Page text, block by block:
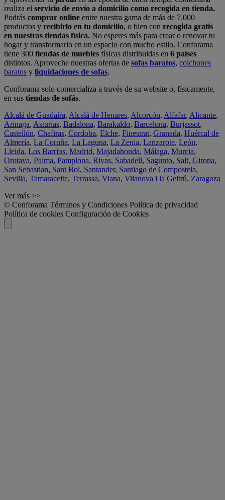
realiza el servicio de envío a domicilio como recogida en tienda.
Podrás comprar online entre nuestra gama de más de 7.000
productos y recibirlo en tu domicilio, o bien con recogida gratis
en nuestras tiendas física. No esperes más para crear o renovar tu
hogar y transformarlo en un espacio con mucho estilo. Conforama
tiene 300 tiendas de muebles físicas distribuidas en 6 países
distintos. Aproveche nuestras ofertas de sofas baratos, colchones
baratos y liquidaciones de sofas.
Conforama solo comercializa a través de su website o, físicamente,
en sus tiendas de sofás.
Alcalá de Guadaíra, Alcalá de Henares, Alcorcón, Alfafar, Alicante,
Arinaga, Asturias, Badalona, Barakaldo, Barcelona, Burjassot,
Castellón, Chafiras, Cordoba, Elche, Finestrat, Granada, Huércal de
Almería, La Coruña, La Laguna, La Zenia, Lanzarote, León,
Lleida, Los Barrios, Madrid, Majadahonda, Málaga, Murcia,
Orotava, Palma, Pamplona, Rivas, Sabadell, Sagunto, Salt, Girona,
San Sebastian, Sant Boi, Santander, Santiago de Compostela,
Sevilla, Tamaraceite, Terrassa, Viana, Vilanova i la Geltrú, Zaragoza
Ver más >>
© Conforama Términos y Condiciones Política de privacidad
Política de cookies Configuración de Cookies